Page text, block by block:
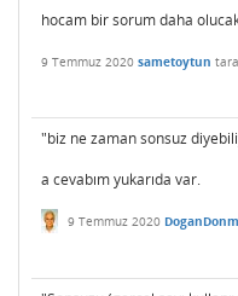
hocam bir sorum daha
9 Temmuz 2020 sametoytun
"biz ne zaman sonsuz
a cevabım yukarıda var.
9 Temmuz 2020